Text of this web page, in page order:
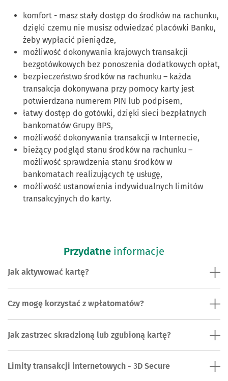
komfort - masz stały dostęp do środków na rachunku,
dzięki czemu nie musisz odwiedzać placówki Banku,
żeby wypłacić pieniądze,
możliwość dokonywania krajowych transakcji
bezgotówkowych bez ponoszenia dodatkowych opłat,
bezpieczeństwo środków na rachunku – każda
transakcja dokonywana przy pomocy karty jest
potwierdzana numerem PIN lub podpisem,
łatwy dostęp do gotówki, dzięki sieci bezpłatnych
bankomatów Grupy BPS,
możliwość dokonywania transakcji w Internecie,
bieżący podgląd stanu środków na rachunku –
możliwość sprawdzenia stanu środków w
bankomatach realizujących tę usługę,
możliwość ustanowienia indywidualnych limitów
transakcyjnych do karty.
Przydatne informacje
Jak aktywować kartę?
Czy mogę korzystać z wpłatomatów?
Jak zastrzec skradzioną lub zgubioną kartę?
Limity transakcji internetowych - 3D Secure